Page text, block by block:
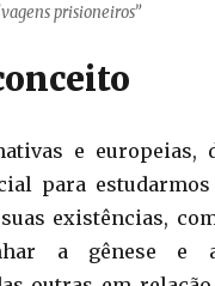
prisioneiros”
e europeias,
para
existências,
a gênese e